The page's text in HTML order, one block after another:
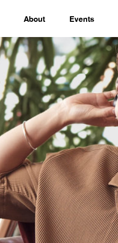
About Events